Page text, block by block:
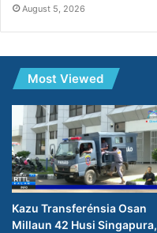
August 5, 2026
Most Viewed
Kazu Transferénsia Osan
Millaun 42 Husi Singapura,